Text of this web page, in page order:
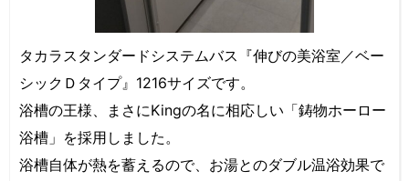
タカラスタンダードシステムバス『伸びの美浴室／ベー
シックＤタイプ』1216サイズです。
浴槽の王様、まさにKingの名に相応しい「鋳物ホーロー
浴槽」を採用しました。
浴槽自体が熱を蓄えるので、お湯とのダブル温浴効果で